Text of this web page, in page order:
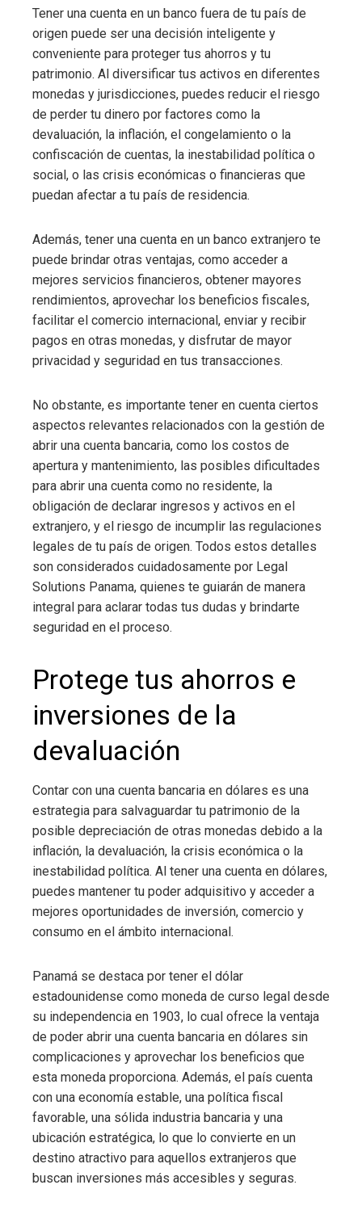
Tener una cuenta en un banco fuera de tu país de
origen puede ser una decisión inteligente y
conveniente para proteger tus ahorros y tu
patrimonio. Al diversificar tus activos en diferentes
monedas y jurisdicciones, puedes reducir el riesgo
de perder tu dinero por factores como la
devaluación, la inflación, el congelamiento o la
confiscación de cuentas, la inestabilidad política o
social, o las crisis económicas o financieras que
puedan afectar a tu país de residencia.
Además, tener una cuenta en un banco extranjero te
puede brindar otras ventajas, como acceder a
mejores servicios financieros, obtener mayores
rendimientos, aprovechar los beneficios fiscales,
facilitar el comercio internacional, enviar y recibir
pagos en otras monedas, y disfrutar de mayor
privacidad y seguridad en tus transacciones.
No obstante, es importante tener en cuenta ciertos
aspectos relevantes relacionados con la gestión de
abrir una cuenta bancaria, como los costos de
apertura y mantenimiento, las posibles dificultades
para abrir una cuenta como no residente, la
obligación de declarar ingresos y activos en el
extranjero, y el riesgo de incumplir las regulaciones
legales de tu país de origen. Todos estos detalles
son considerados cuidadosamente por Legal
Solutions Panama, quienes te guiarán de manera
integral para aclarar todas tus dudas y brindarte
seguridad en el proceso.
Protege tus ahorros e
inversiones de la
devaluación
Contar con una cuenta bancaria en dólares es una
estrategia para salvaguardar tu patrimonio de la
posible depreciación de otras monedas debido a la
inflación, la devaluación, la crisis económica o la
inestabilidad política. Al tener una cuenta en dólares,
puedes mantener tu poder adquisitivo y acceder a
mejores oportunidades de inversión, comercio y
consumo en el ámbito internacional.
Panamá se destaca por tener el dólar
estadounidense como moneda de curso legal desde
su independencia en 1903, lo cual ofrece la ventaja
de poder abrir una cuenta bancaria en dólares sin
complicaciones y aprovechar los beneficios que
esta moneda proporciona. Además, el país cuenta
con una economía estable, una política fiscal
favorable, una sólida industria bancaria y una
ubicación estratégica, lo que lo convierte en un
destino atractivo para aquellos extranjeros que
buscan inversiones más accesibles y seguras.